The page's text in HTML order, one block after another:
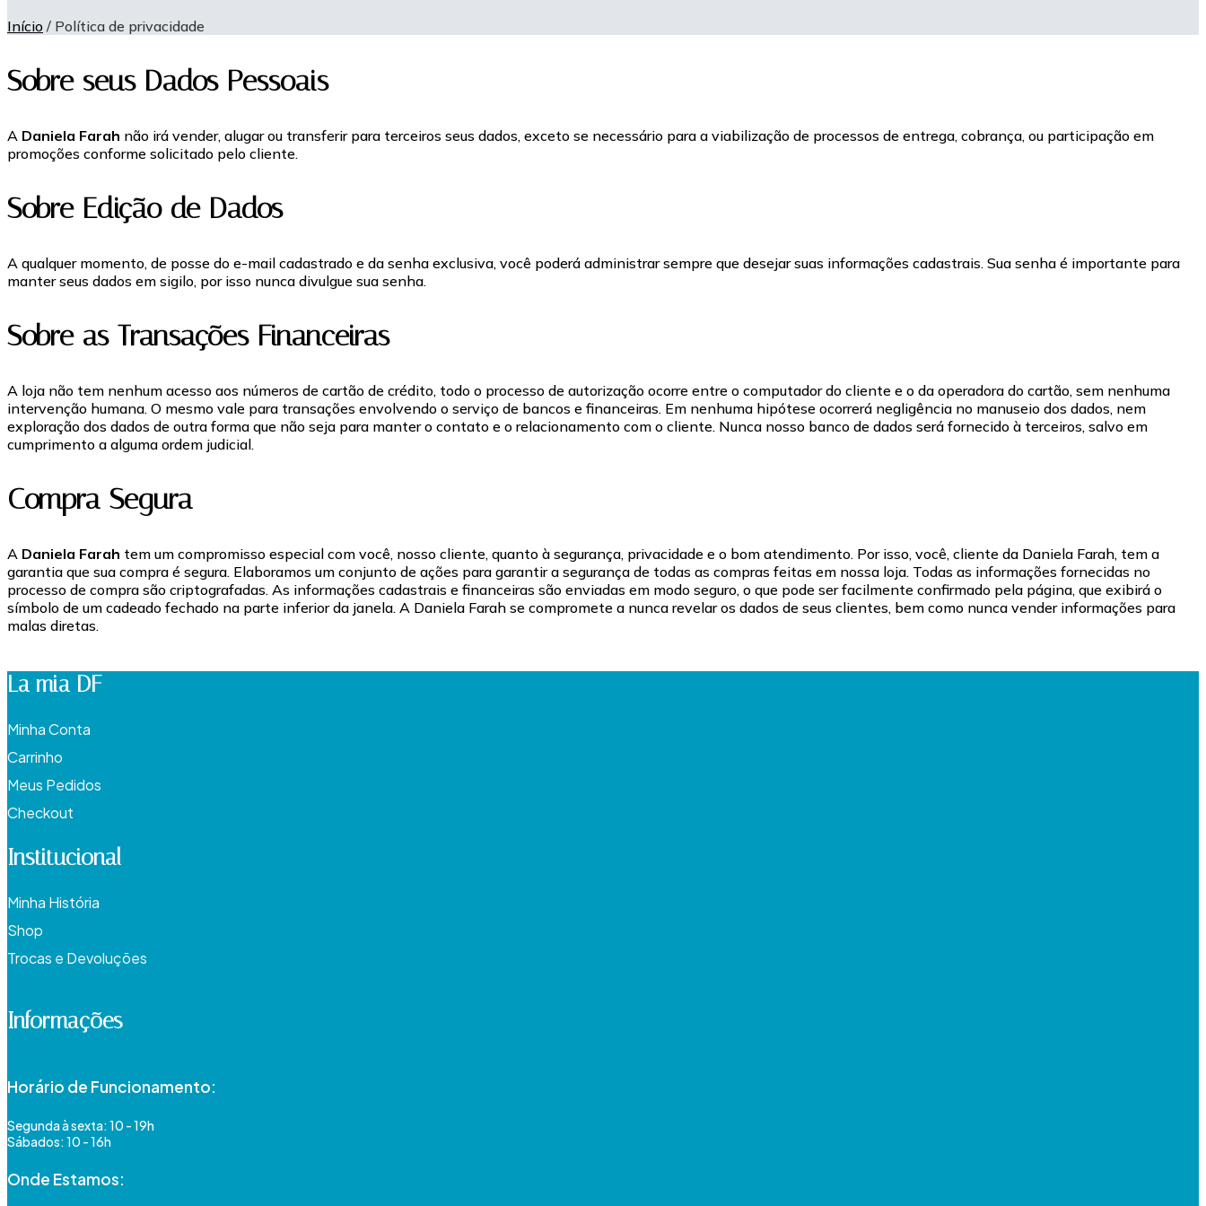
Início / Política de privacidade
Sobre seus Dados Pessoais
A Daniela Farah não irá vender, alugar ou transferir para terceiros seus dados, exceto se necessário para a viabilização de processos de entrega, cobrança, ou participação em
promoções conforme solicitado pelo cliente.
Sobre Edição de Dados
A qualquer momento, de posse do e-mail cadastrado e da senha exclusiva, você poderá administrar sempre que desejar suas informações cadastrais. Sua senha é importante para
manter seus dados em sigilo, por isso nunca divulgue sua senha.
Sobre as Transações Financeiras
A loja não tem nenhum acesso aos números de cartão de crédito, todo o processo de autorização ocorre entre o computador do cliente e o da operadora do cartão, sem nenhuma
intervenção humana. O mesmo vale para transações envolvendo o serviço de bancos e financeiras. Em nenhuma hipótese ocorrerá negligência no manuseio dos dados, nem
exploração dos dados de outra forma que não seja para manter o contato e o relacionamento com o cliente. Nunca nosso banco de dados será fornecido à terceiros, salvo em
cumprimento a alguma ordem judicial.
Compra Segura
A Daniela Farah tem um compromisso especial com você, nosso cliente, quanto à segurança, privacidade e o bom atendimento. Por isso, você, cliente da Daniela Farah, tem a
garantia que sua compra é segura. Elaboramos um conjunto de ações para garantir a segurança de todas as compras feitas em nossa loja. Todas as informações fornecidas no
processo de compra são criptografadas. As informações cadastrais e financeiras são enviadas em modo seguro, o que pode ser facilmente confirmado pela página, que exibirá o
símbolo de um cadeado fechado na parte inferior da janela. A Daniela Farah se compromete a nunca revelar os dados de seus clientes, bem como nunca vender informações para
malas diretas.
La mia DF
Minha Conta
Carrinho
Meus Pedidos
Checkout
Institucional
Minha História
Shop
Trocas e Devoluções
Informações
Horário de Funcionamento:
Segunda à sexta: 10 - 19h
Sábados: 10 - 16h
Onde Estamos​: